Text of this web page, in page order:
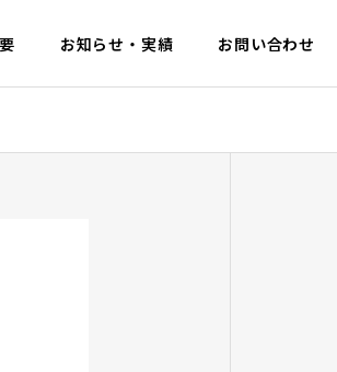
お知らせ・実績 お問い合わせ